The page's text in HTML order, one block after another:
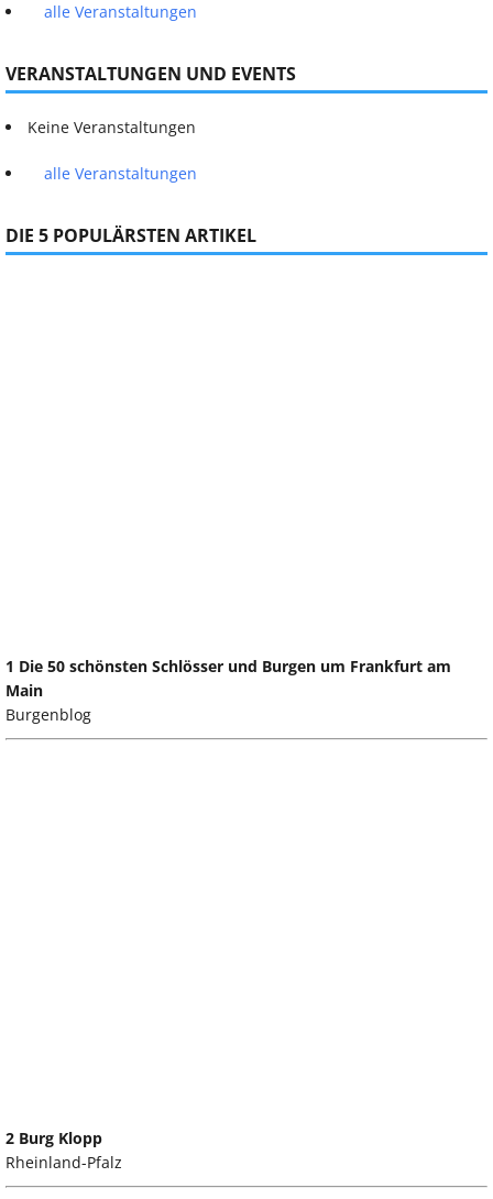
alle Veranstaltungen
VERANSTALTUNGEN UND EVENTS
Keine Veranstaltungen
alle Veranstaltungen
DIE 5 POPULÄRSTEN ARTIKEL
1 Die 50 schönsten Schlösser und Burgen um Frankfurt am
Main
Burgenblog
2 Burg Klopp
Rheinland-Pfalz